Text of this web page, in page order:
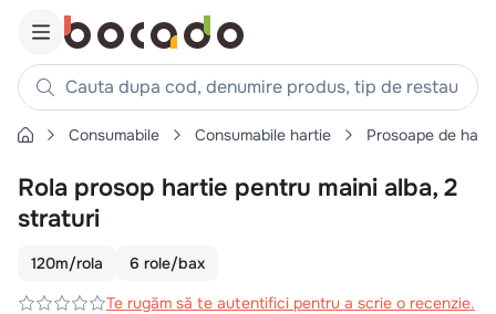
Cauta dupa cod, denumire produs, tip de restaurant,
Căutări populare
1. cartofi
2. piept pui
. pui
4
chifle
Consumabile Consumabile hartie Prosoape de
Rola prosop hartie pentru maini alba, 2
straturi
120m/rola 6 role/bax
Te rugăm să te autentifici pentru a scrie o recenzie.